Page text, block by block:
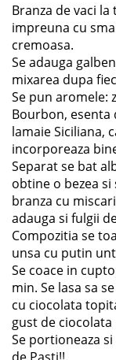
Branza de vaci
impreuna cu
cremoasa.
Se adauga
mixarea dupa
Se pun aromele:
Bourbon, esenta
lamaie Siciliana,
incorporeaza
Separat se bat
obtine o bezea
branza cu
adauga si fulgii
Compozitia se
unsa cu putin
Se coace in
min. Se lasa sa
cu ciocolata
gust de ciocolata
Se portioneaza